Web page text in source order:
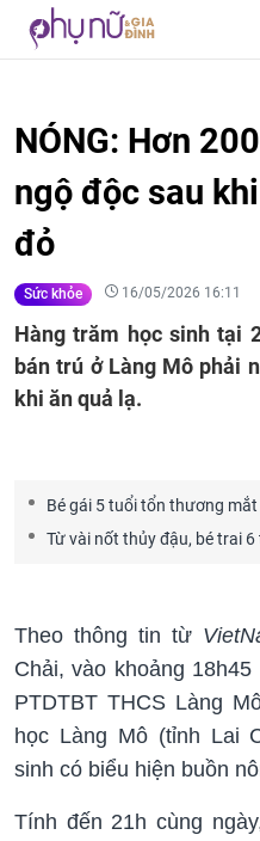
NÓNG: Hơn
ngộ độc sau
đỏ
Sức khỏe 16/05/2026 16:11
Hàng trăm học sinh tại
bán trú ở Làng Mô phải
khi ăn quả lạ.
Bé gái 5 tuổi tổn thương
Từ vài nốt thủy đậu, bé trai
Theo thông tin từ
Chải, vào khoảng
PTDTBT THCS Làng
học Làng Mô (tỉnh Lai
sinh có biểu hiện buồn
Tính đến 21h cùng